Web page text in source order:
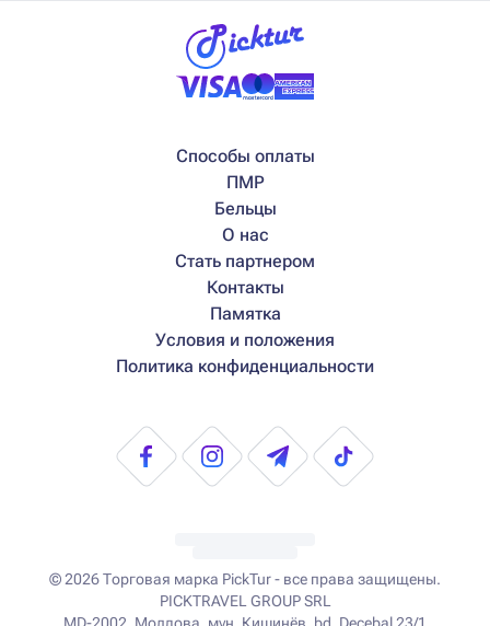
Способы оплаты
ПМР
Бельцы
О нас
Стать партнером
Контакты
Памятка
Условия и положения
Политика конфиденциальности
© 2026Торговая марка PickTur - все права защищены.
PICKTRAVEL GROUP SRL